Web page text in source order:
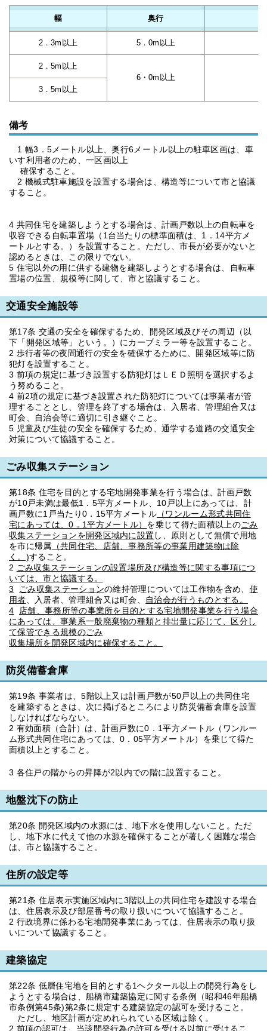
幅 奥行
2．3m以上 5．0m以上
2．5m以上
6・0m以上
3．5m以上
備考
1 幅3．5メートル以上、奥行6メートル以上の駐車区画は、車
いす利用者のため、一区画以上
確保すること。
2 機械式駐車施設を設置する場合は、構造等について市と協議
すること。
4 共同住宅を建築しようとする場合は、計画戸数以上の自転車を
収容できる自転車置場（1台当たりの標準面積は、1．14平方メ
ートルとする。）を設置すること。ただし、市長が必要がないと
認めるときは、この限りでない。
5 住宅以外の用に供する建物を建築しようとする場合は、自転車
置場の位置、規模等に関して、市と協議すること。
交通安全施設等
第17条 交通の安全を確保するため、開発区域及びその周辺（以
下「開発区域等」という。）にカーブミラー等を設置すること。
2 歩行者等の夜間通行の安全を確保するために、開発区域等に防
犯灯を設置すること。
3 前項の規定に基づき設置する防犯灯はＬＥＤ照明を選択するよ
う努めること。
4 前2項の規定に基づき設置された防犯灯については事業者が管
理することとし、管理を終了する場合は、入居者、管理組合又は
町会、自治会等に適切に引き継ぐこと。
5 児童及び生徒の安全を確保するため、通学する道路の交通安全
対策について協議すること。
ごみ収集ステーション
第18条 住宅を目的とする宅地開発事業を行う場合は、計画戸数
が10戸未満は最低1．5平方メートル、10戸以上にあっては、計
画戸数に1戸当たり0．15平方メートル （ワンルーム形式共同住
宅にあっては、0．1平方メートル） を乗じて得た面積以上のごみ
収集ステーションを開発区域内に設置し、原則として無償で用地
を市に帰属
（共同住宅、店舗、事務所等の事業用建築物は除
く。)すること。
2 ごみ収集ステーションの設置場所及び構造等に関する事項につ
いては、市と協議する。
3
ごみ収集ステーションの維持管理については工作物を含め、 使
用者 、入居者、管理組合又は町会、
自治会が行うものとする。
4
店舗、事務所等の事業所を目的とする宅地開発事業を行う場合
にあっては、事業系一般廃棄物の種類と排出量に応じて、区分し
て保管できる規模のごみ
収集場所を開発区域内に確保すること。
防災備蓄倉庫
第19条 事業者は、5階以上又は計画戸数が50戸以上の共同住宅
を建築するときは、次に掲げるところにより防災備蓄倉庫を設置
しなければならない。
2 有効面積（合計）は、計画戸数に0．1平方メートル（ワンルー
ム形式共同住宅にあっては、0．05平方メートル）を乗じて得た
面積以上とすること。
3 各住戸の階からの昇降が2以内での階に設置すること。
地盤沈下の防止
第20条 開発区域内の水源には、地下水を使用しないこと。ただ
し、地下水に代えて他の水源を確保することが著しく困難な場合
は、市と協議すること。
住所の設定等
第21条 住居表示実施区域内に3階以上の共同住宅を建設する場合
は、住居表示及び部屋番号の取り扱いについて協議すること。
2 行政境界に係わる宅地開発事業にあっては、住居表示の取り扱
いについて協議すること。
建築協定
第22条 低層住宅地を目的とする1ヘクタール以上の開発行為をし
ようとする場合は、船橋市建築協定に関する条例（昭和46年船橋
市条例第45条)第2条に規定する建築協定の認可を受けること。
ただし、地区計画が定めれられている区域は除く。
2 前項の認可は、当該開発行為の許可を受ける以前に受けるこ